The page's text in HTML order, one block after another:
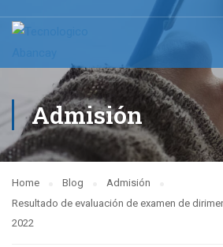
Admisión
Home Blog
Admisión
Resultado de evaluación de examen de
2022